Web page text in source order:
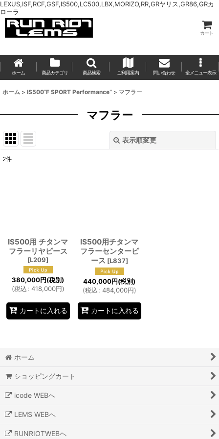
LEXUS,ISF,RCF,GSF,IS500,LC500,LBX,MORIZO,RR,GRヤリス,GR86,GRカ
ローラ
カート
ホーム 商品カテゴリ 商品検索 ご利用案内 問い合わせ 全メニュー表示
ホーム > IS500“F SPORT Performance” > マフラー
マフラー
表示順変更
2件
IS500用 チタンマ
フラーリヤピース
[L209]
380,000円(税別)
(税込: 418,000円)
カートに入れる
IS500用チタンマ
フラーセンターピ
ース [L837]
440,000円(税別)
(税込: 484,000円)
カートに入れる
ホーム
ショッピングカート
icode WEBへ
LEMS WEBへ
RUNRIOTWEBへ